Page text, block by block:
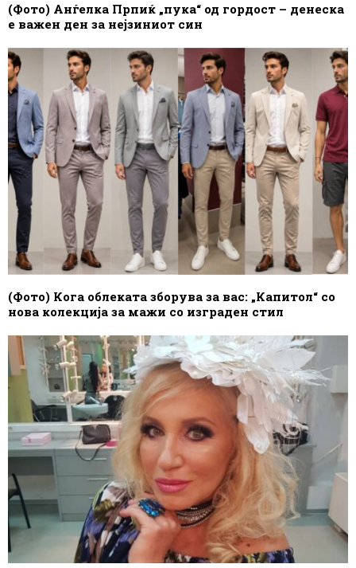
(Фото) Анѓелка Прпиќ „пука“ од гордост – денеска
е важен ден за нејзиниот син
(Фото) Кога облеката зборува за вас: „Капитол“ со
нова колекција за мажи со изграден стил